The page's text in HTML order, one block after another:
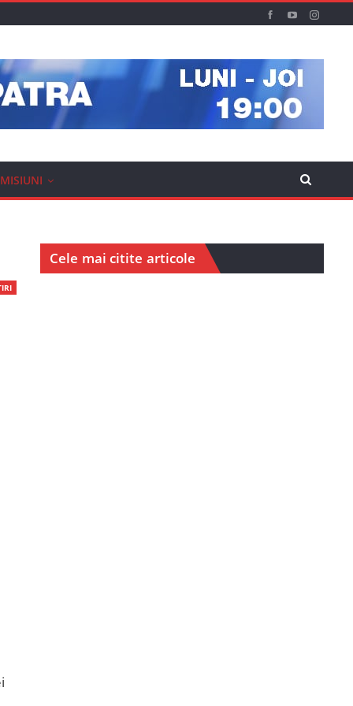
Cele mai citite articole